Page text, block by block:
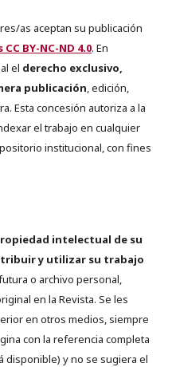
as aceptan su publicación
BY-NC-ND 4.0. En
el derecho exclusivo,
publicación, edición,
Esta concesión autoriza a la
el trabajo en cualquier
institucional, con fines
intelectual de su
y utilizar su trabajo
o archivo personal,
en la Revista. Se les
en otros medios, siempre
con la referencia completa
disponible) y no se sugiera el